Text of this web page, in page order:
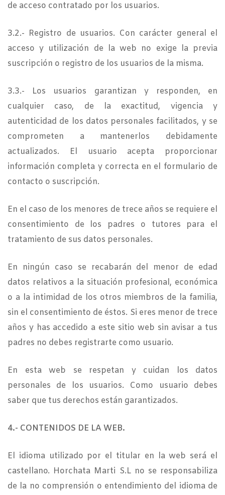
de acceso contratado por los usuarios.
3.2.- Registro de usuarios. Con carácter general el
acceso y utilización de la web no exige la previa
suscripción o registro de los usuarios de la misma.
3.3.- Los usuarios garantizan y responden, en
cualquier caso, de la exactitud, vigencia y
autenticidad de los datos personales facilitados, y se
comprometen a mantenerlos debidamente
actualizados. El usuario acepta proporcionar
información completa y correcta en el formulario de
contacto o suscripción.
En el caso de los menores de trece años se requiere el
consentimiento de los padres o tutores para el
tratamiento de sus datos personales.
En ningún caso se recabarán del menor de edad
datos relativos a la situación profesional, económica
o a la intimidad de los otros miembros de la familia,
sin el consentimiento de éstos. Si eres menor de trece
años y has accedido a este sitio web sin avisar a tus
padres no debes registrarte como usuario.
En esta web se respetan y cuidan los datos
personales de los usuarios. Como usuario debes
saber que tus derechos están garantizados.
4.- CONTENIDOS DE LA WEB.
El idioma utilizado por el titular en la web será el
castellano. Horchata Marti S.L no se responsabiliza
de la no comprensión o entendimiento del idioma de